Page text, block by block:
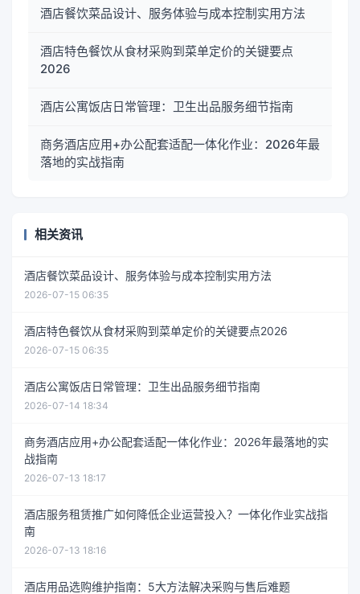
酒店餐饮菜品设计、服务体验与成本控制实用方法
酒店特色餐饮从食材采购到菜单定价的关键要点
2026
酒店公寓饭店日常管理：卫生出品服务细节指南
商务酒店应用+办公配套适配一体化作业：2026年最
落地的实战指南
相关资讯
酒店餐饮菜品设计、服务体验与成本控制实用方法
2026-07-15 06:35
酒店特色餐饮从食材采购到菜单定价的关键要点2026
2026-07-15 06:35
酒店公寓饭店日常管理：卫生出品服务细节指南
2026-07-14 18:34
商务酒店应用+办公配套适配一体化作业：2026年最落地的实
战指南
2026-07-13 18:17
酒店服务租赁推广如何降低企业运营投入？一体化作业实战指
南
2026-07-13 18:16
酒店用品选购维护指南：5大方法解决采购与售后难题